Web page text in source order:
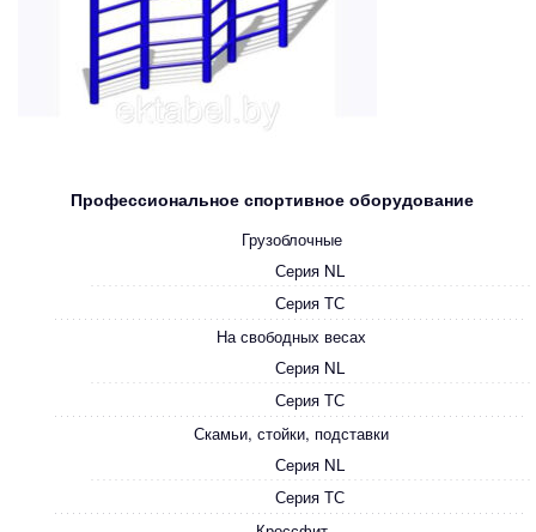
Профессиональное спортивное оборудование
Грузоблочные
Серия NL
Серия ТС
На свободных весах
Серия NL
Серия ТС
Скамьи, стойки, подставки
Серия NL
Серия ТС